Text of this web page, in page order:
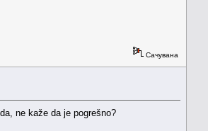
Сачувана
ne kaže da je pogrešno?